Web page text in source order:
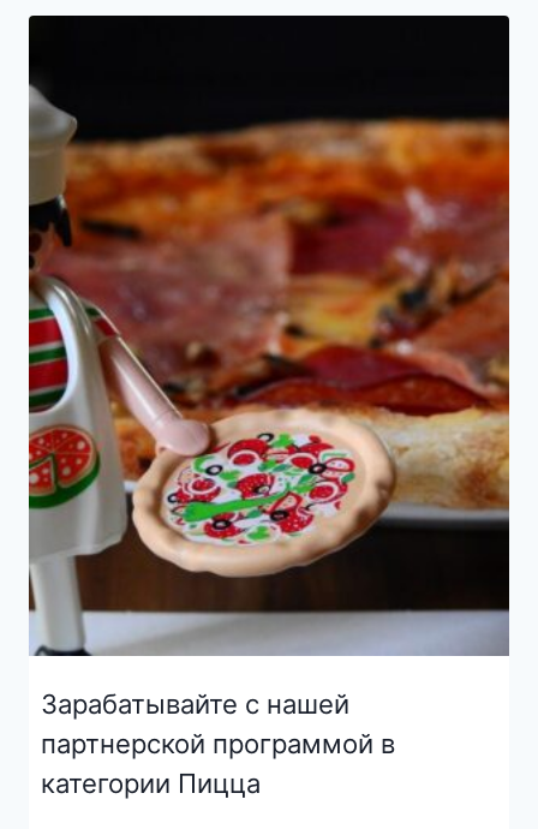
Зарабатывайте с нашей
партнерской программой в
категории Пицца